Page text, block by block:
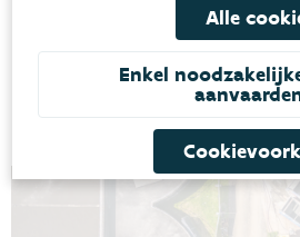
Met het project ‘Circeaulair: het water
waterbehandelingsbedrijf Ekopak
zoveel mogelijk loskoppelen van het
BEDRIJFSAFVALWATER
Alle
Enkel